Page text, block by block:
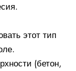
этот тип
(бетон,